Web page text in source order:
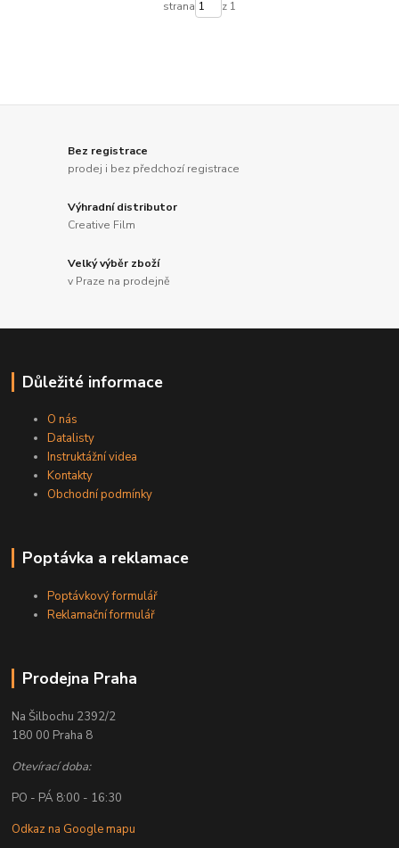
strana z 1
Bez registrace
prodej i bez předchozí registrace
Výhradní distributor
Creative Film
Velký výběr zboží
v Praze na prodejně
Důležité informace
O nás
Datalisty
Instruktážní videa
Kontakty
Obchodní podmínky
Poptávka a reklamace
Poptávkový formulář
Reklamační formulář
Prodejna Praha
Na Šilbochu 2392/2
180 00 Praha 8
Otevírací doba:
PO - PÁ 8:00 - 16:30
Odkaz na Google mapu